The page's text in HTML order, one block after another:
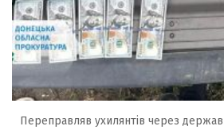
Переправляв ухилянтів через